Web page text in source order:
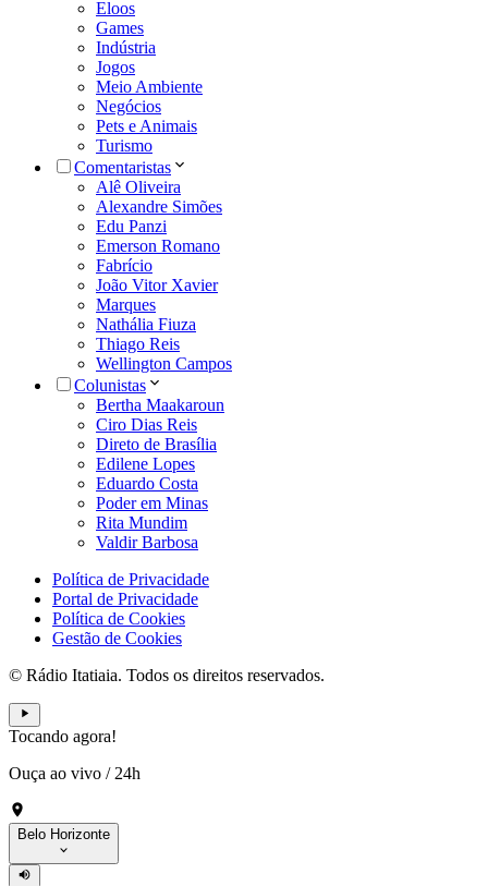
Eloos
Games
Indústria
Jogos
Meio Ambiente
Negócios
Pets e Animais
Turismo
Comentaristas
Alê Oliveira
Alexandre Simões
Edu Panzi
Emerson Romano
Fabrício
João Vitor Xavier
Marques
Nathália Fiuza
Thiago Reis
Wellington Campos
Colunistas
Bertha Maakaroun
Ciro Dias Reis
Direto de Brasília
Edilene Lopes
Eduardo Costa
Poder em Minas
Rita Mundim
Valdir Barbosa
Política de Privacidade
Portal de Privacidade
Política de Cookies
Gestão de Cookies
© Rádio Itatiaia. Todos os direitos reservados.
Tocando agora!
Ouça ao vivo / 24h
Belo Horizonte